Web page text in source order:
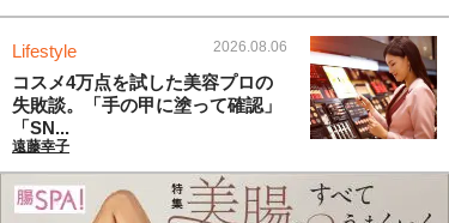
Lifestyle 2026.08.06
コスメ4万点を試した美容プロの
失敗談。「手の甲に塗って確認」
「SN...
遠藤幸子